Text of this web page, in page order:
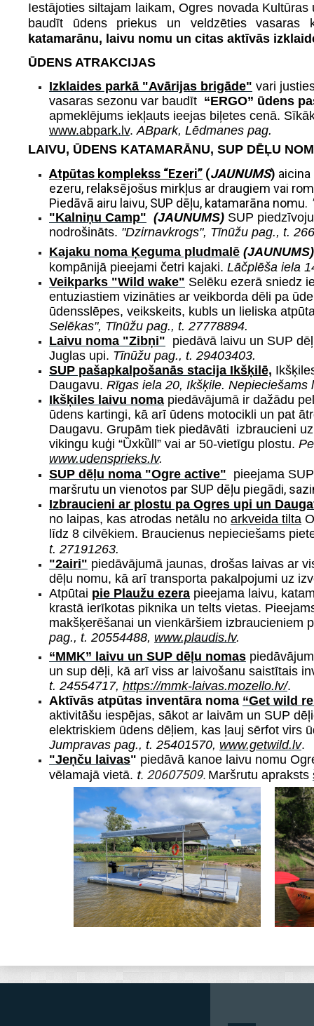
Iestājoties siltajam laikam, Ogres novada
baudīt ūdens priekus un veldzēties
katamarānu, laivu nomu un citas aktīvās
ŪDENS ATRAKCIJAS
Izklaides parkā "Avārijas brigāde" vari
vasaras sezonu var baudīt “ERGO” ūdens
apmeklējums iekļauts ieejas biļetes cenā.
www.abpark.lv.ABpark, Lēdmanes pag.
LAIVU, ŪDENS KATAMARĀNU, SUP DĒĻU
Atpūtas komplekss “Ezeri” (JAUNUMS)
ezeru, relaksējošus mirkļus ar draugiem vai
Piedāvā airu laivu, SUP dēļu, katamarāna nomu.
"Kalniņu Camp" (JAUNUMS) SUP
nodrošināts. "Dzirnavkrogs", Tīnūžu pag., t.
Kajaku noma Ķeguma pludmalē
kompānijā pieejami četri kajaki. Lāčplēša iela
Veikparks "Wild wake" Selēku ezerā sniedz
entuziastiem vizināties ar veikborda dēli pa
ūdensslēpes, veikskeits, kubls un lieliska
Selēkas", Tīnūžu pag., t. 27778894.
Laivu noma "Zibņi" piedāvā laivu un SUP
Juglas upi. Tīnūžu pag., t. 29403403.
SUP pašapkalpošanās stacija Ikšķilē,
Daugavu. Rīgas iela 20, Ikšķile. Nepieciešams
Ikšķiles laivu noma piedāvājumā ir dažādu
ūdens kartingi, kā arī ūdens motocikli un pat
Daugavu. Grupām tiek piedāvāti izbraucieni
vikingu kuģi “Ȕxkȕll” vai ar 50-vietīgu plostu.
www.udensprieks.lv.
SUP dēļu noma "Ogre active" pieejama
maršrutu un vienotos par SUP dēļu piegādi,
Izbraucieni ar plostu pa Ogres upi un
no laipas, kas atrodas netālu no arkveida tilta
līdz 8 cilvēkiem. Braucienus nepieciešams
t. 27191263.
"2airi" piedāvājumā jaunas, drošas laivas ar
dēļu nomu, kā arī transporta pakalpojumi uz
Atpūtai pie Plaužu ezera pieejama laivu,
krastā ierīkotas piknika un telts vietas.
makšķerēšanai un vienkāršiem izbraucieniem
pag., t. 20554488, www.plaudis.lv.
“MMK” laivu un SUP dēļu nomas
un sup dēļi, kā arī viss ar laivošanu saistītais
t. 24554717, https://mmk-laivas.mozello.lv/.
Aktīvās atpūtas inventāra noma “Get wild
aktivitāšu iespējas, sākot ar laivām un SUP
elektriskiem ūdens dēļiem, kas ļauj sērfot virs
Jumpravas pag., t. 25401570, www.getwild.lv.
"Jeņču laivas" piedāvā kanoe laivu nomu
vēlamajā vietā. t. 20607509. Maršrutu apraksts